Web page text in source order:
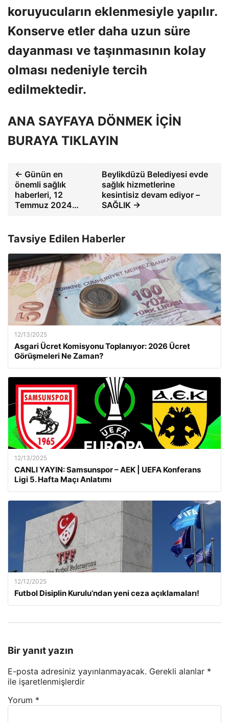
koruyucuların eklenmesiyle yapılır.
Konserve etler daha uzun süre
dayanması ve taşınmasının kolay
olması nedeniyle tercih
edilmektedir.
ANA SAYFAYA DÖNMEK İÇİN
BURAYA TIKLAYIN
← Günün en
önemli sağlık
haberleri, 12
Temmuz 2024…
Beylikdüzü Belediyesi evde
sağlık hizmetlerine
kesintisiz devam ediyor –
SAĞLIK →
Tavsiye Edilen Haberler
12/13/2025
Asgari Ücret Komisyonu Toplanıyor: 2026 Ücret
Görüşmeleri Ne Zaman?
12/13/2025
CANLI YAYIN: Samsunspor – AEK | UEFA Konferans
Ligi 5. Hafta Maçı Anlatımı
12/12/2025
Futbol Disiplin Kurulu’ndan yeni ceza açıklamaları!
Bir yanıt yazın
E-posta adresiniz yayınlanmayacak. Gerekli alanlar *
ile işaretlenmişlerdir
Yorum *